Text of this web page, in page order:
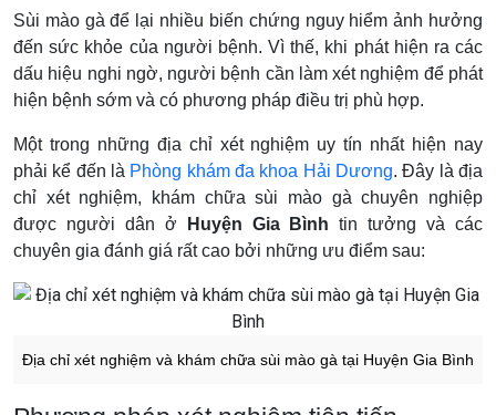
Sùi mào gà để lại nhiều biến chứng nguy hiểm ảnh hưởng
đến sức khỏe của người bệnh. Vì thế, khi phát hiện ra các
dấu hiệu nghi ngờ, người bệnh cần làm xét nghiệm để phát
hiện bệnh sớm và có phương pháp điều trị phù hợp.
Một trong những địa chỉ xét nghiệm uy tín nhất hiện nay
phải kể đến là Phòng khám đa khoa Hải Dương. Đây là địa
chỉ xét nghiệm, khám chữa sùi mào gà chuyên nghiệp
được người dân ở
Huyện Gia Bình tin tưởng và các
chuyên gia đánh giá rất cao bởi những ưu điểm sau:
Địa chỉ xét nghiệm và khám chữa sùi mào gà tại Huyện Gia Bình